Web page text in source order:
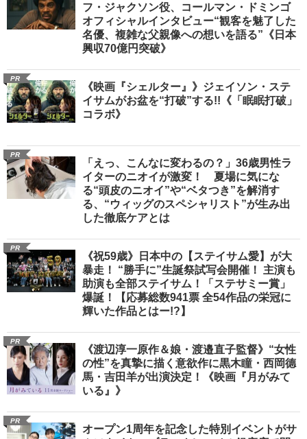
フ・ジャクソン役、コールマン・ドミンゴ
オフィシャルインタビュー“観客を魅了した
名優、複雑な父親像への想いを語る”《日本
興収70億円突破》
PR
《映画『シェルター』》ジェイソン・ステ
イサムがお盆を“打破”する!!《「眠眠打破」
コラボ》
PR
「えっ、こんなに変わるの？」36歳男性ラ
イターのニオイが激変！ 夏場に気にな
る“頭皮のニオイ”や“ベタつき”を解消す
る、“ウィッグのスペシャリスト”が生み出
した徹底ケアとは
PR
《祝59歳》日本中の【ステイサム愛】が大
暴走！ “勝手に”生誕祭試写会開催！ 主演も
助演も全部ステイサム！「ステサミー賞」
爆誕！【応募総数941票 全54作品の栄冠に
輝いた作品とはー!?】
PR
《渡辺淳一原作＆娘・渡邉直子監督》“女性
の性”を真摯に描く意欲作に黒木瞳・西岡德
馬・吉田羊が出演決定！《映画『月がみて
いる』》
PR
オープン1周年を記念した特別イベントがサ